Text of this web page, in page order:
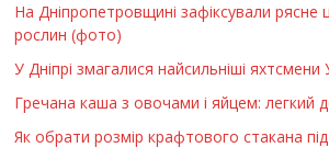
На Дніпропетровщині зафіксували рясне
рослин (фото)
У Дніпрі змагалися найсильніші
Гречана каша з овочами і яйцем: легкий
Як обрати розмір крафтового стакана